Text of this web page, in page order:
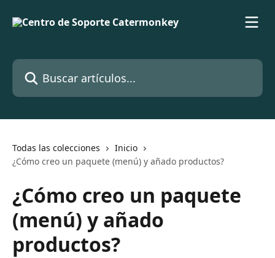
Buscar artículos...
Todas las colecciones
Inicio
¿Cómo creo un paquete (menú) y añado productos?
¿Cómo creo un paquete
(menú) y añado
productos?